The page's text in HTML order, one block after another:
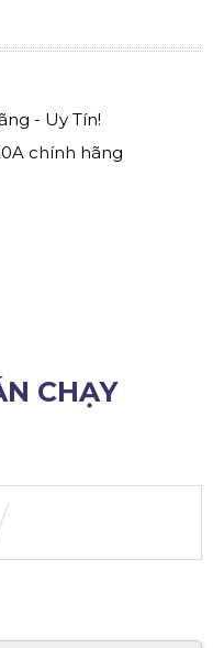
- Uy Tín!
chính hãng
CHẠY